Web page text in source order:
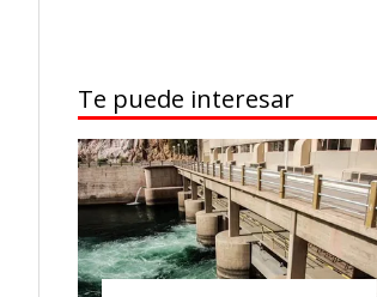
Te puede interesar